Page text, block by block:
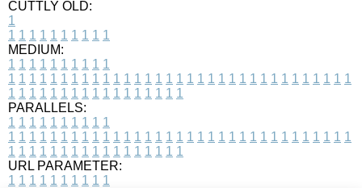
CUTTLY OLD:
1
1 1 1 1 1 1 1 1 1 1
MEDIUM:
1 1 1 1 1 1 1 1 1 1
1 1 1 1 1 1 1 1 1 1 1 1 1 1 1 1 1 1 1 1 1 1 1 1 1 1 1 1 1 1 1 1 1
1 1 1 1 1 1 1 1 1 1 1 1 1 1 1 1 1
PARALLELS:
1 1 1 1 1 1 1 1 1 1
1 1 1 1 1 1 1 1 1 1 1 1 1 1 1 1 1 1 1 1 1 1 1 1 1 1 1 1 1 1 1 1 1
1 1 1 1 1 1 1 1 1 1 1 1 1 1 1 1 1
URL PARAMETER:
1 1 1 1 1 1 1 1 1 1